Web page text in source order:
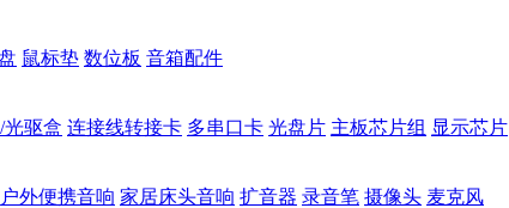
鼠标垫 数位板 音箱配件
光驱盒 连接线转接卡 多串口卡 光盘片 主板芯片组 显示芯片
户外便携音响 家居床头音响 扩音器 录音笔 摄像头 麦克风